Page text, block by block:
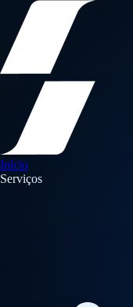
Início
Serviços